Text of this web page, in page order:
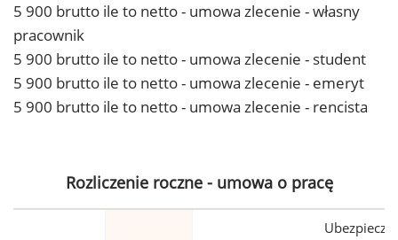
5 900 brutto ile to netto - umowa zlecenie - własny
pracownik
5 900 brutto ile to netto - umowa zlecenie - student
5 900 brutto ile to netto - umowa zlecenie - emeryt
5 900 brutto ile to netto - umowa zlecenie - rencista
Rozliczenie roczne - umowa o pracę